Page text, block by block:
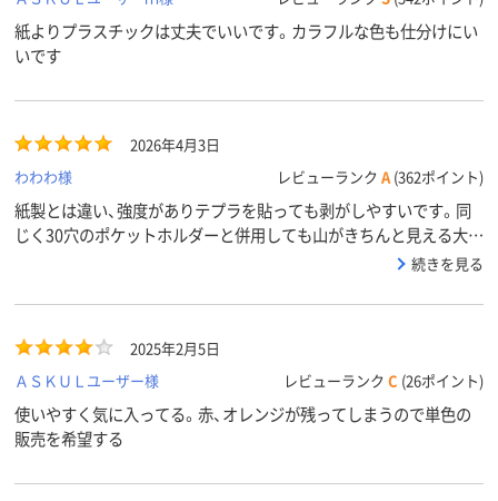
紙よりプラスチックは丈夫でいいです。カラフルな色も仕分けにい
いです
2026年4月3日
わわわ様
レビューランク A (362ポイント)
紙製とは違い、強度がありテプラを貼っても剥がしやすいです。同
じく30穴のポケットホルダーと併用しても山がきちんと見える大き
さです。個人的に色がはっきりしているのでイメージに合わせて使
続きを見る
2025年2月5日
ＡＳＫＵＬユーザー様
レビューランク C (26ポイント)
使いやすく気に入ってる。赤、オレンジが残ってしまうので単色の
販売を希望する